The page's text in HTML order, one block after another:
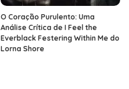
O Coração Purulento: Uma
Análise Crítica de I Feel the
Everblack Festering Within Me do
Lorna Shore